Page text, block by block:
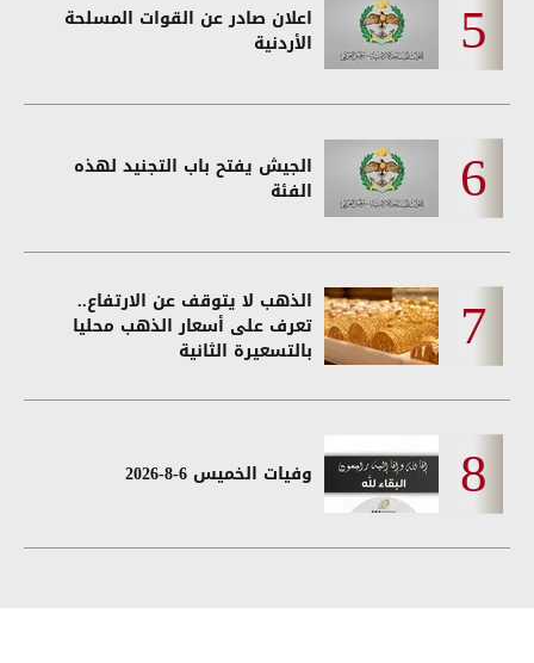
اعلان صادر عن القوات المسلحة
الأردنية
الجيش يفتح باب التجنيد لهذه
الفئة
الذهب لا يتوقف عن الارتفاع..
تعرف على أسعار الذهب محليا
بالتسعيرة الثانية
وفيات الخميس 6-8-2026